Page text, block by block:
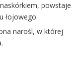
powstaje
łojowego.
narośl, w której